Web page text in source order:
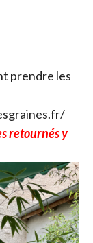
prendre les
retournés y